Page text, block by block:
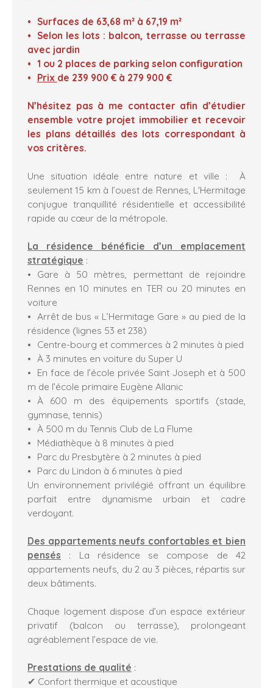
Surfaces de 63,68 m² à 67,19 m²
Selon les lots : balcon, terrasse ou terrasse
avec jardin
1 ou 2 places de parking selon configuration
Prix de 239 900 € à 279 900 €
N’hésitez pas à me contacter afin d’étudier
ensemble votre projet immobilier et recevoir
les plans détaillés des lots correspondant à
vos critères.
Une situation idéale entre nature et ville : À
seulement 15 km à l’ouest de Rennes, L'Hermitage
conjugue tranquillité résidentielle et accessibilité
rapide au cœur de la métropole.
La résidence bénéficie d’un emplacement
stratégique :
Gare à 50 mètres, permettant de rejoindre
Rennes en 10 minutes en TER ou 20 minutes en
voiture
Arrêt de bus « L’Hermitage Gare » au pied de la
résidence (lignes 53 et 238)
Centre-bourg et commerces à 2 minutes à pied
À 3 minutes en voiture du Super U
En face de l’école privée Saint Joseph et à 500
m de l’école primaire Eugène Allanic
À 600 m des équipements sportifs (stade,
gymnase, tennis)
À 500 m du Tennis Club de La Flume
Médiathèque à 8 minutes à pied
Parc du Presbytère à 2 minutes à pied
Parc du Lindon à 6 minutes à pied
Un environnement privilégié offrant un équilibre
parfait entre dynamisme urbain et cadre
verdoyant.
Des appartements neufs confortables et bien
pensés : La résidence se compose de 42
appartements neufs, du 2 au 3 pièces, répartis sur
deux bâtiments.
Chaque logement dispose d’un espace extérieur
privatif (balcon ou terrasse), prolongeant
agréablement l’espace de vie.
Prestations de qualité :
✔ Confort thermique et acoustique